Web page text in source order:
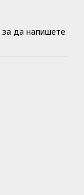
за да напишете